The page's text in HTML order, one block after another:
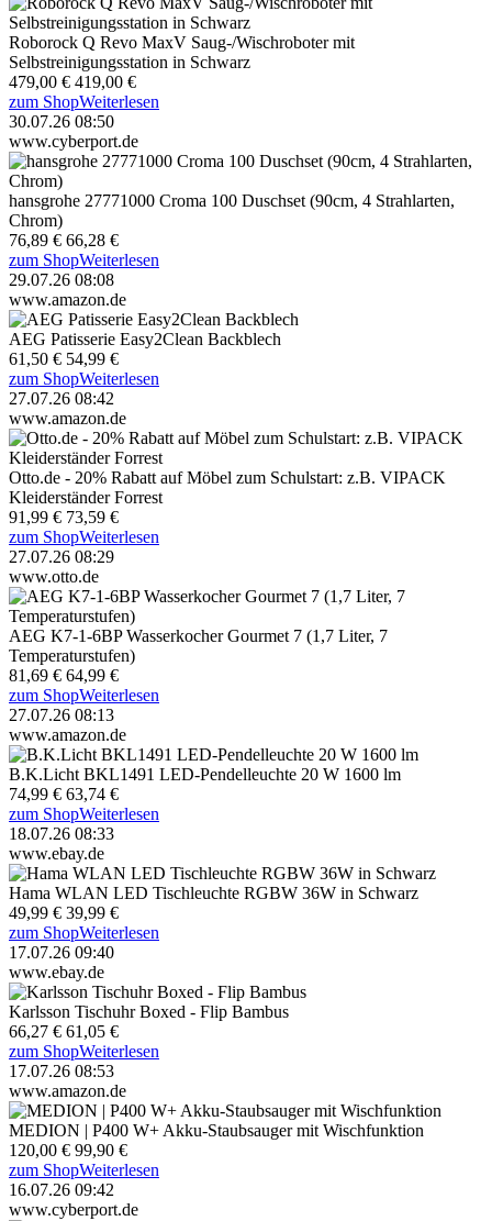
Roborock Q Revo MaxV Saug-/Wischroboter mit
Selbstreinigungsstation in Schwarz
479,00 € 419,00 €
zum ShopWeiterlesen
30.07.26 08:50
www.cyberport.de
hansgrohe 27771000 Croma 100 Duschset (90cm, 4 Strahlarten,
Chrom)
76,89 € 66,28 €
zum ShopWeiterlesen
29.07.26 08:08
www.amazon.de
AEG Patisserie Easy2Clean Backblech
61,50 € 54,99 €
zum ShopWeiterlesen
27.07.26 08:42
www.amazon.de
Otto.de - 20% Rabatt auf Möbel zum Schulstart: z.B. VIPACK
Kleiderständer Forrest
91,99 € 73,59 €
zum ShopWeiterlesen
27.07.26 08:29
www.otto.de
AEG K7-1-6BP Wasserkocher Gourmet 7 (1,7 Liter, 7
Temperaturstufen)
81,69 € 64,99 €
zum ShopWeiterlesen
27.07.26 08:13
www.amazon.de
B.K.Licht BKL1491 LED-Pendelleuchte 20 W 1600 lm
74,99 € 63,74 €
zum ShopWeiterlesen
18.07.26 08:33
www.ebay.de
Hama WLAN LED Tischleuchte RGBW 36W in Schwarz
49,99 € 39,99 €
zum ShopWeiterlesen
17.07.26 09:40
www.ebay.de
Karlsson Tischuhr Boxed - Flip Bambus
66,27 € 61,05 €
zum ShopWeiterlesen
17.07.26 08:53
www.amazon.de
MEDION | P400 W+ Akku-Staubsauger mit Wischfunktion
120,00 € 99,90 €
zum ShopWeiterlesen
16.07.26 09:42
www.cyberport.de